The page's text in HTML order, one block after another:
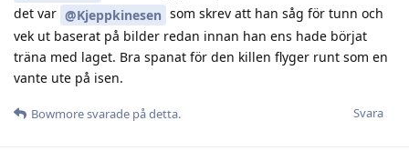
det var @Kjeppkinesen som skrev att han såg för tunn och
vek ut baserat på bilder redan innan han ens hade börjat
träna med laget. Bra spanat för den killen flyger runt som en
vante ute på isen.
Svara
Bowmoresvarade på detta.